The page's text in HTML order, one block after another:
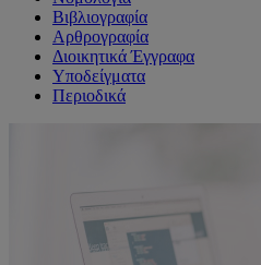
Βιβλιογραφία
Αρθρογραφία
Διοικητικά Έγγραφα
Υποδείγματα
Περιοδικά